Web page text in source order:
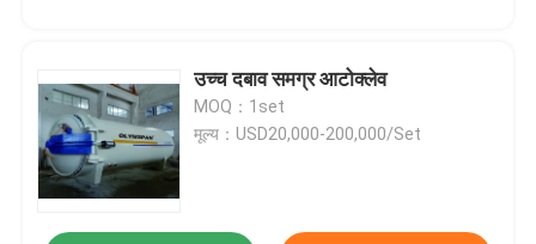
उच्च दबाव समग्र आटोक्लेव
MOQ：1set
मूल्य：USD20,000-200,000/Set